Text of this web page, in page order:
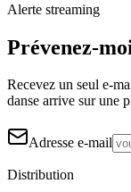
Alerte streaming
Prévenez-
Recevez un seul e-
danse arrive sur une
Adresse e-mail
Distribution